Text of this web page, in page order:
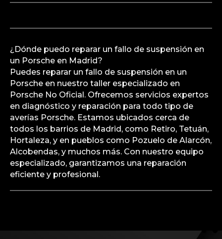
¿Dónde puedo reparar un fallo de suspensión en
un Porsche en Madrid?
Puedes reparar un fallo de suspensión en un
Porsche en nuestro taller especializado en
Porsche No Oficial. Ofrecemos servicios expertos
en diagnóstico y reparación para todo tipo de
averías Porsche. Estamos ubicados cerca de
todos los barrios de Madrid, como Retiro, Tetuán,
Hortaleza, y en pueblos como Pozuelo de Alarcón,
Alcobendas, y muchos más. Con nuestro equipo
especializado, garantizamos una reparación
eficiente y profesional.